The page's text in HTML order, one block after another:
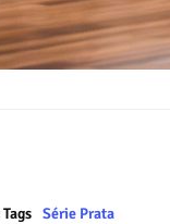
Tags Série Prata